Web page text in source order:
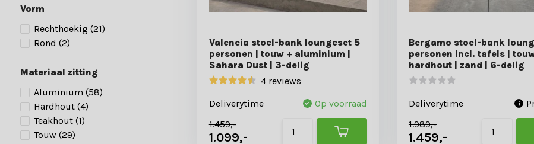
Vorm
Rechthoekig (21)
Rond (2)
Materiaal zitting
Aluminium (58)
Hardhout (4)
Teakhout (1)
Touw (29)
Valencia stoel-bank loungeset 5
personen | touw + aluminium |
Sahara Dust | 3-delig
4 reviews
Deliverytime
Op voorraad
1.459,-
1.099,-
Bergamo stoel-bank
personen incl. tafels |
hardhout | zand | 6-delig
Deliverytime
1.989,-
1.459,-